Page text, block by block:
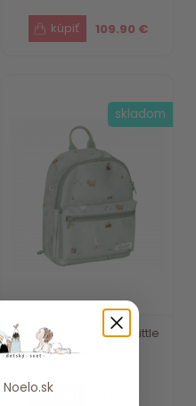
109.90 €
Detský batoh Farma Little
Dutch
skladom
Noelo.sk